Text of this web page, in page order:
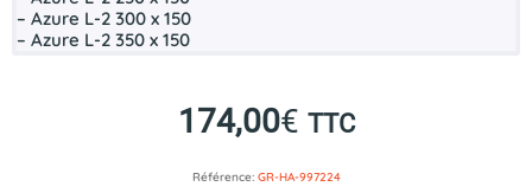
– Azure L-2 300 x 150
– Azure L-2 350 x 150
174,00€ TTC
Référence: GR-HA-997224